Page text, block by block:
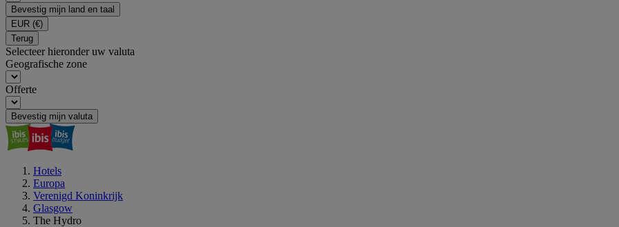
Bevestig mijn land en taal
EUR (€)
Terug
Selecteer hieronder uw valuta
Geografische zone
Offerte
Bevestig mijn valuta
Hotels
Europa
Verenigd Koninkrijk
Glasgow
The Hydro